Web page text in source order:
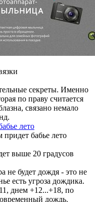
секреты. Именно
по праву считается
связано немало
лето
выше 20 градусов
не будет дождя - это не
есть угроза дождика.
днем +12...+18, по
дождь.